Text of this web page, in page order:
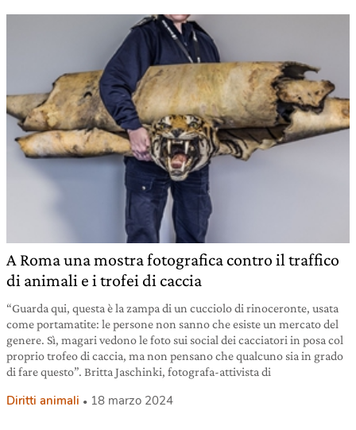
A Roma una mostra fotografica contro il traffico
di animali e i trofei di caccia
“Guarda qui, questa è la zampa di un cucciolo di rinoceronte, usata
come portamatite: le persone non sanno che esiste un mercato del
genere. Sì, magari vedono le foto sui social dei cacciatori in posa col
proprio trofeo di caccia, ma non pensano che qualcuno sia in grado
di fare questo”. Britta Jaschinki, fotografa-attivista di
Diritti animali 18 marzo 2024